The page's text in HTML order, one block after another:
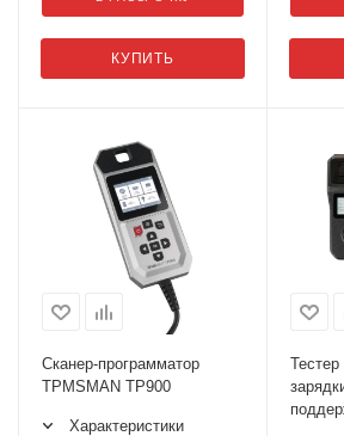
КУПИТЬ
Сканер-программатор
TPMSMAN TP900
Характеристики